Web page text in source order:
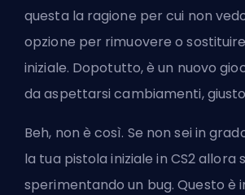
questa la ragione per cui non
opzione per rimuovere o
iniziale. Dopotutto, è un nuovo
da aspettarsi cambiamenti,
Beh, non è così. Se non sei in
la tua pistola iniziale in CS2 allora
sperimentando un bug. Questo è